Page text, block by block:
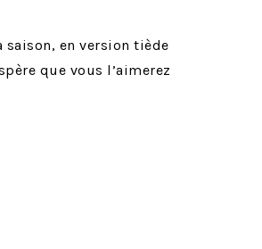
en version tiède
que vous l’aimerez